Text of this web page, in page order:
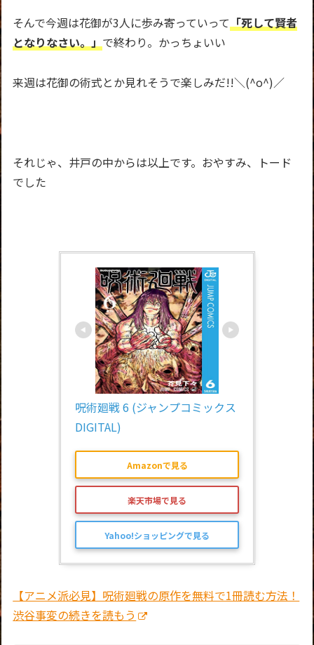
そんで今週は花御が3人に歩み寄っていって「死して賢者
となりなさい。」で終わり。かっちょいい
来週は花御の術式とか見れそうで楽しみだ!!＼(^o^)／
それじゃ、井戸の中からは以上です。おやすみ、トード
でした
呪術廻戦 6 (ジャンプコミックス
DIGITAL)
Amazonで見る
楽天市場で見る
Yahoo!ショッピングで見る
【アニメ派必見】呪術廻戦の原作を無料で1冊読む方法！
渋谷事変の続きを読もう